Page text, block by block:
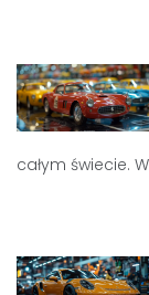
całym świecie.